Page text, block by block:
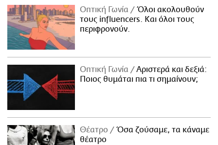
Οπτική Γωνία
Όλοι ακολουθούν
τους influencers. Και όλοι τους
περιφρονούν.
Οπτική Γωνία
Αριστερά και δεξιά:
Ποιος θυμάται πια τι σημαίνουν;
Θέατρο
Όσα ζούσαμε, τα κάναμε
θέατρο